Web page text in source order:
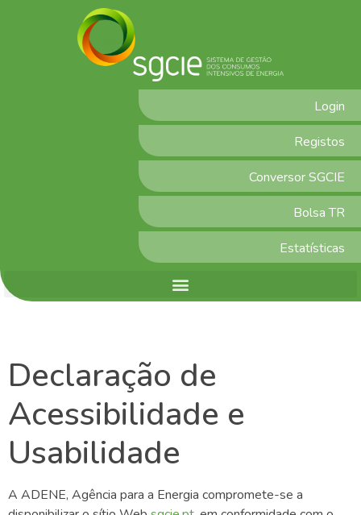
Login
Registos
Conversor SGCIE
Bolsa TR
Estatísticas
Declaração de
Acessibilidade e
Usabilidade
A ADENE, Agência para a Energia compromete-se a